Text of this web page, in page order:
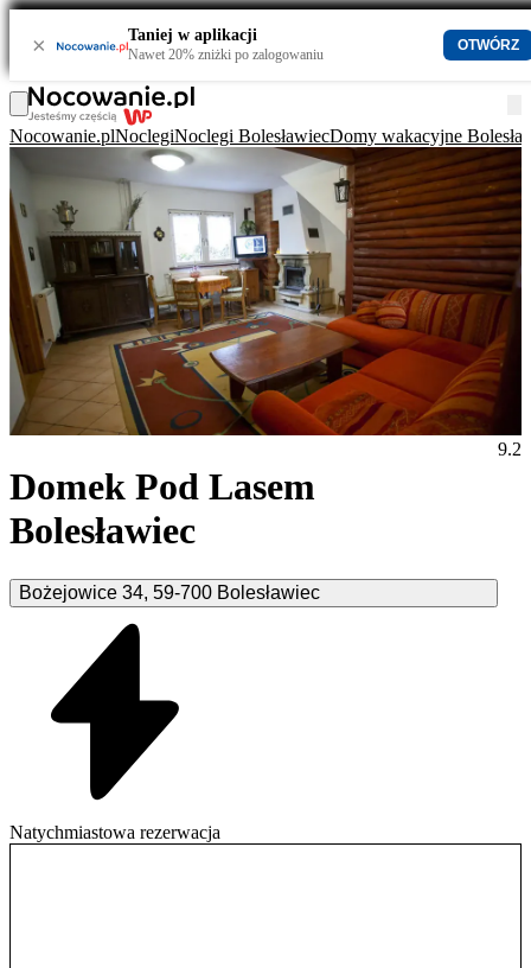
× Taniej w aplikacji
Nawet 20% zniżki po zalogowaniu
OTWÓRZ
Nocowanie.plNoclegiNoclegi BolesławiecDomy wakacyjne
Domek Pod Lasem
Bolesławiec
Bożejowice 34, 59-700 Bolesławiec
9.2
Natychmiastowa rezerwacja